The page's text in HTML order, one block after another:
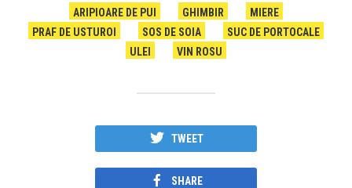
ARIPIOARE DE PUI GHIMBIR
MIERE
PRAF DE USTUROI
SOS DE SOIA
SUC DE PORTOCALE
ULEI
VIN ROSU
TWEET
SHARE